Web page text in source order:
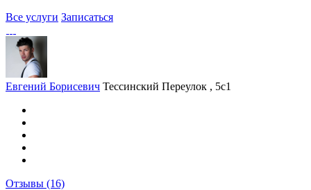
Все услуги Записаться
Евгений Борисевич Тессинский Переулок , 5с1
Отзывы (16)